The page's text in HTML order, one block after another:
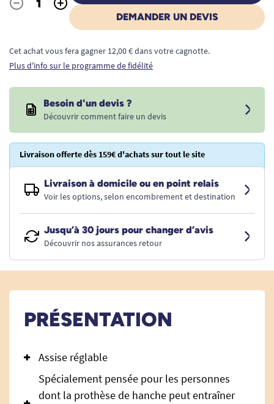
Quantité
DEMANDER UN DEVIS
Cet achat vous fera gagner 12,00 € dans votre cagnotte.
Plus d'info sur le programme de fidélité
Besoin d'un devis ?
Découvrir comment faire un devis
Livraison offerte dès 159€ d'achats sur tout le site
Livraison à domicile ou en point relais
Voir les options, selon encombrement et destination
Jusqu’à 30 jours pour changer d’avis
Découvrir nos assurances retour
PRÉSENTATION
Assise réglable
Spécialement pensée pour les personnes
dont la prothèse de hanche peut entraîner